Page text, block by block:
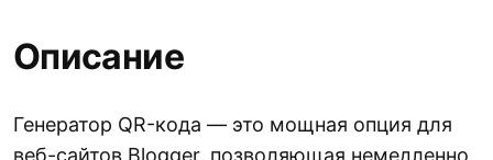
Описание
Генератор QR-кода — это мощная опция для